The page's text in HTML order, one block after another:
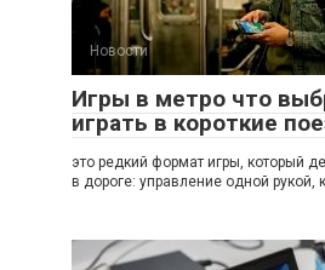
Новости
Игры в метро что
играть в короткие
это редкий формат игры, который
в дороге: управление одной рукой,